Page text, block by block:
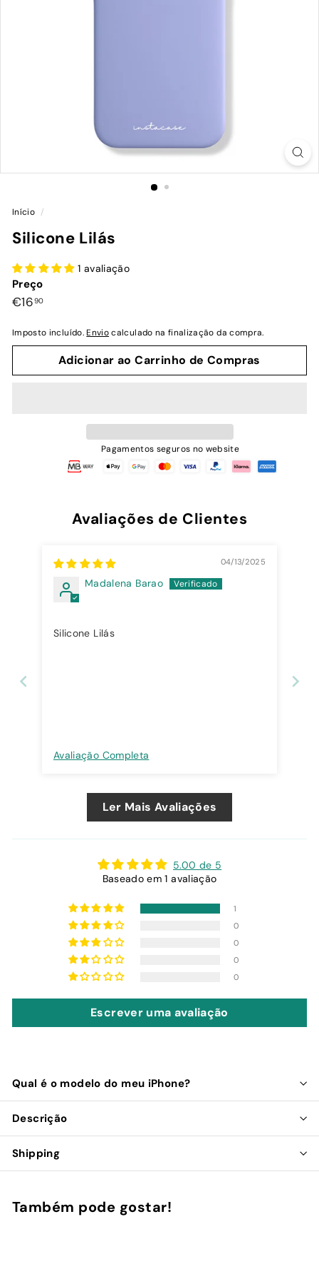
Início /
Silicone Lilás
1 avaliação
Preço
Preço
€1690€16,90
Imposto incluído.Enviocalculado na finalização da compra.
Adicionar ao Carrinho de Compras
Pagamentos seguros no website
Avaliações de Clientes
04/13/2025
Madalena Barao
Silicone Lilás
Avaliação Completa
Ler Mais Avaliações
5.00 de 5
Baseado em 1 avaliação
1
0
0
0
0
Escrever uma avaliação
Qual é o modelo do meu iPhone?
Descrição
Shipping
Também pode gostar!